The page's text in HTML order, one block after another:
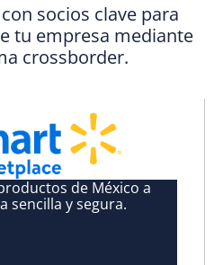
socios clave para
tu empresa mediante
crossborder.
de México a
sencilla y segura.